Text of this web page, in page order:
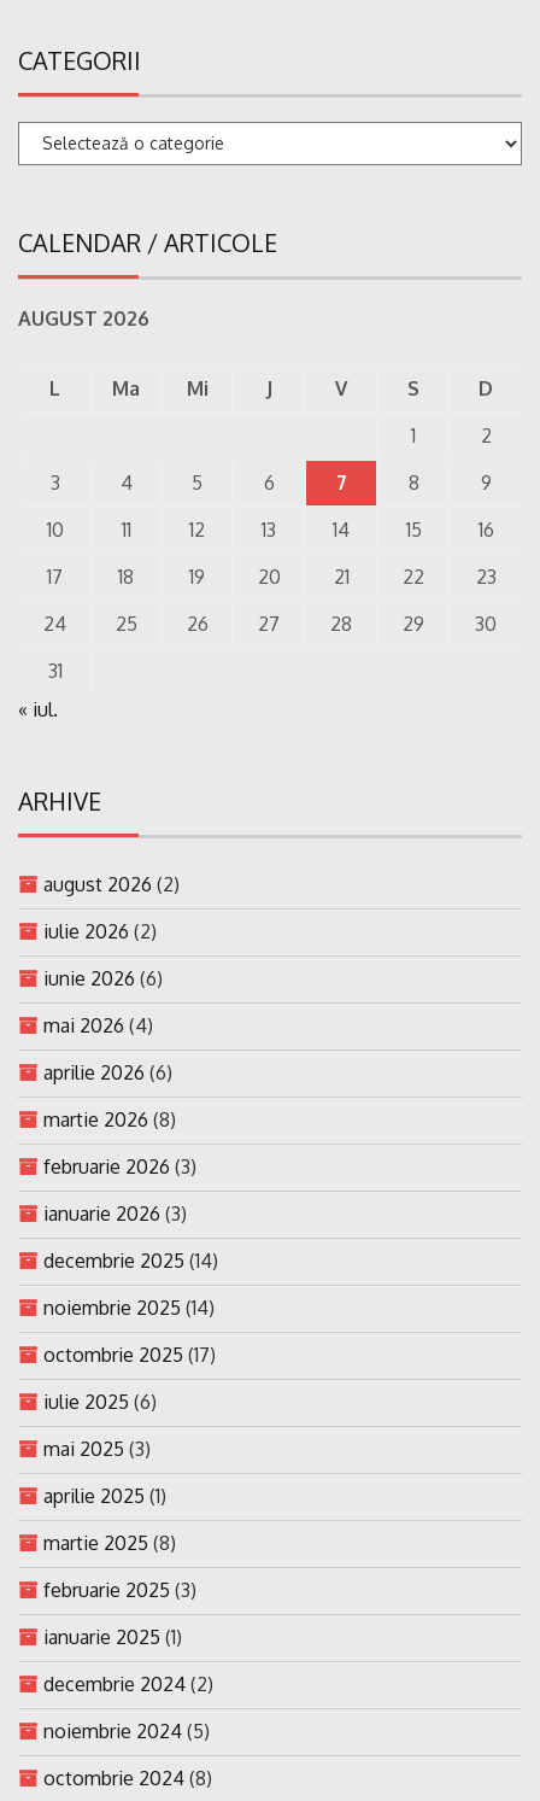
CATEGORII
Categorii
CALENDAR / ARTICOLE
AUGUST 2026
L Ma Mi J V S
D
1
2
3
4 5 6 7 8
9
10
11 12 13 14 15
16
17
18 19 20 21 22
23
24
25 26 27 28 29
30
31
« iul.
ARHIVE
august 2026 (2)
iulie 2026 (2)
iunie 2026 (6)
mai 2026 (4)
aprilie 2026 (6)
martie 2026 (8)
februarie 2026 (3)
ianuarie 2026 (3)
decembrie 2025 (14)
noiembrie 2025 (14)
octombrie 2025 (17)
iulie 2025 (6)
mai 2025 (3)
aprilie 2025 (1)
martie 2025 (8)
februarie 2025 (3)
ianuarie 2025 (1)
decembrie 2024 (2)
noiembrie 2024 (5)
octombrie 2024 (8)